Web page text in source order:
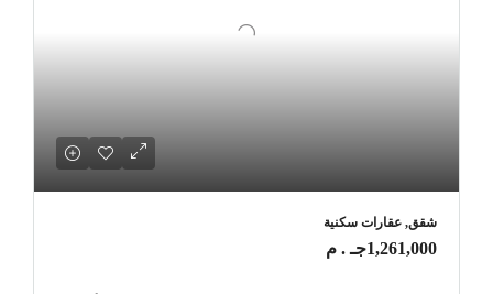
شقق, عقارات سكنية
1,261,000جـ . م